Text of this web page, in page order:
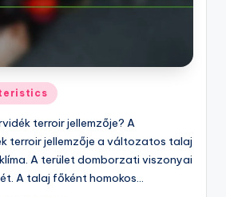
terroir jellemzője? A
terroir jellemzője a változatos talaj
A terület domborzati viszonyai
A talaj főként homokos…